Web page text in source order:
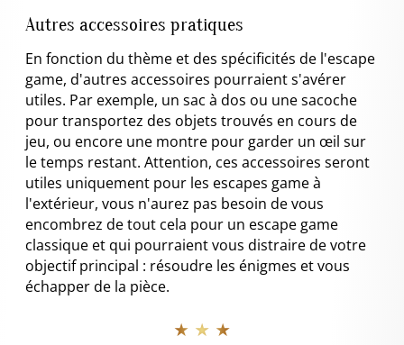
Autres accessoires pratiques
En fonction du thème et des spécificités de l'escape
game, d'autres accessoires pourraient s'avérer
utiles. Par exemple, un sac à dos ou une sacoche
pour transportez des objets trouvés en cours de
jeu, ou encore une montre pour garder un œil sur
le temps restant. Attention, ces accessoires seront
utiles uniquement pour les escapes game à
l'extérieur, vous n'aurez pas besoin de vous
encombrez de tout cela pour un escape game
classique et qui pourraient vous distraire de votre
objectif principal : résoudre les énigmes et vous
échapper de la pièce.
★ ★ ★